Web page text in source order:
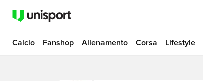
Calcio Fanshop Allenamento Corsa Lifestyle